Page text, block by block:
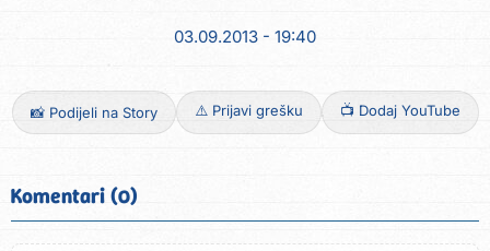
03.09.2013 - 19:40
📸 Podijeli na Story ⚠️ Prijavi grešku 📺 Dodaj YouTube
Komentari (0)